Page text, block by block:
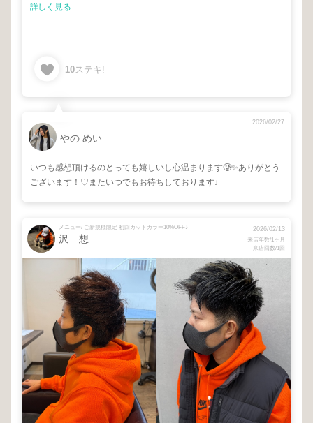
詳しく見る
10ステキ!
やの めい
2026/02/27
いつも感想頂けるのとっても嬉しいし心温まります🥲✨ありがとう
ございます！♡またいつでもお待ちしております♩
メニュー/ ご新規様限定 初回カットカラー10%OFF♪
沢 想
2026/02/13
来店年数/1ヶ月
来店回数/1回